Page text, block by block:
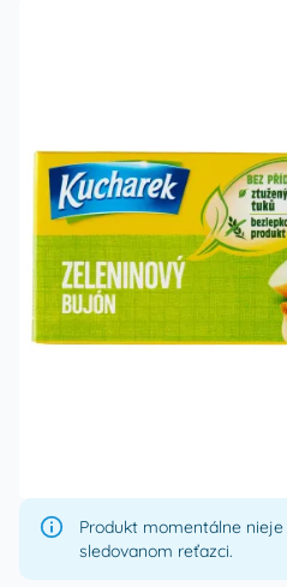
Produkt momentálne
sledovanom reťazci.